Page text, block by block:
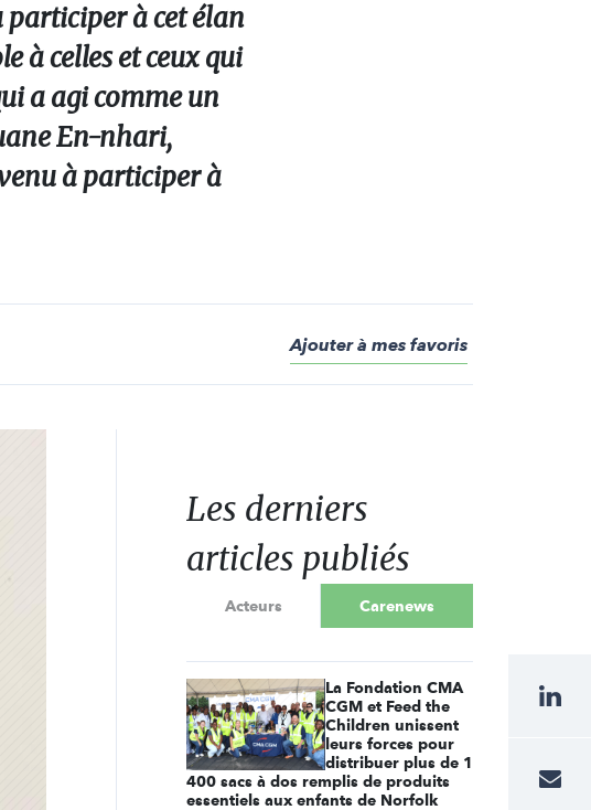
participer à cet élan
à celles et ceux qui
a agi comme un
En-nhari,
à participer à
Ajouter à mes favoris
Les derniers
articles publiés
Acteurs Carenews
La Fondation CMA
CGM et Feed the
Children unissent
leurs forces pour
distribuer plus de 1
400 sacs à dos remplis de produits
essentiels aux enfants de Norfolk